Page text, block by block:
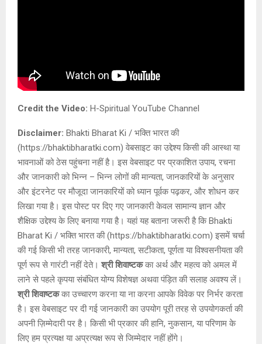
Credit the Video: H-Spiritual YouTube Channel
Disclaimer: Bhakti Bharat Ki / भक्ति भारत की
(https://bhaktibharatki.com) वेबसाइट का उद्देश्य किसी की आस्था या
भावनाओं को ठेस पहुंचना नहीं है। इस वेबसाइट पर प्रकाशित उपाय, रचना
और जानकारी को भिन्न – भिन्न लोगों की मान्यता, जानकारियों के अनुसार
और इंटरनेट पर मौजूदा जानकारियों को ध्यान पूर्वक पढ़कर, और शोधन कर
लिखा गया है। इस पोस्ट पर दिए गए जानकारी केवल सामान्य ज्ञान और
शैक्षिक उद्देश्य के लिए बनाया गया है। यहां यह बताना जरूरी है कि Bhakti
Bharat Ki / भक्ति भारत की (https://bhaktibharatki.com) इसमें चर्चा
की गई किसी भी तरह जानकारी, मान्यता, सटीकता, पूर्णता या विश्वसनीयता की
पूर्ण रूप से गारंटी नहीं देते। श्री शिवाष्टकका अर्थ और महत्व को अमल में
लाने से पहले कृपया संबंधित योग्य विशेषज्ञ अथवा पंड़ित की सलाह अवश्य लें।
श्री शिवाष्टक का उच्चारण करना या ना करना आपके विवेक पर निर्भर करता
है। इस वेबसाइट पर दी गई जानकारी का उपयोग पूरी तरह से उपयोगकर्ता की
अपनी ज़िम्मेदारी पर है। किसी भी प्रकार की हानि, नुकसान, या परिणाम के
लिए हम प्रत्यक्ष या अप्रत्यक्ष रूप से जिम्मेदार नहीं होंगे।